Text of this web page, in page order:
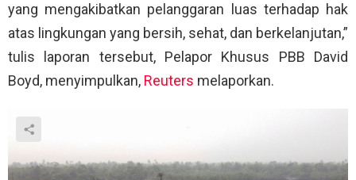
yang mengakibatkan pelanggaran luas terhadap hak
atas lingkungan yang bersih, sehat, dan berkelanjutan,”
tulis laporan tersebut, Pelapor Khusus PBB David
Boyd, menyimpulkan, Reuters melaporkan.